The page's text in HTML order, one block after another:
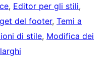
, Editor per gli stili
del footer, Temi a
di stile, Modifica dei